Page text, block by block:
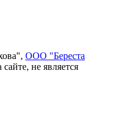
ООО "Береста
не является